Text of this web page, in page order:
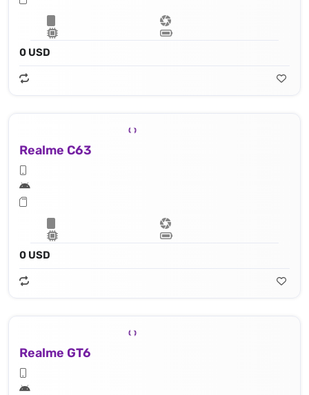
0 USD
Realme C63
0 USD
Realme GT6